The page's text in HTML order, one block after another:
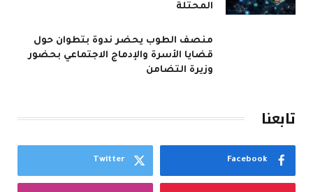
المحتلة
منصف الطوب يحضر ندوة بتطوان حول
قضايا الأسرة والإدماج الاجتماعي بحضور
وزيرة التضامن
تابعنا
Facebook
Twitter